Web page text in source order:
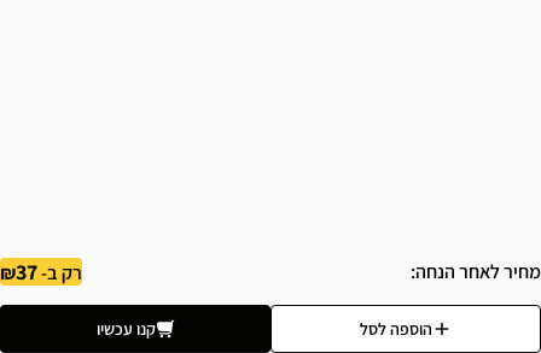
מחיר לאחר הנחה רק ב-37
הוספה לסל קנו עכשיו